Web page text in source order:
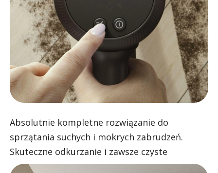
Absolutnie kompletne rozwiązanie do
sprzątania suchych i mokrych zabrudzeń.
Skuteczne odkurzanie i zawsze czyste
mopowanie